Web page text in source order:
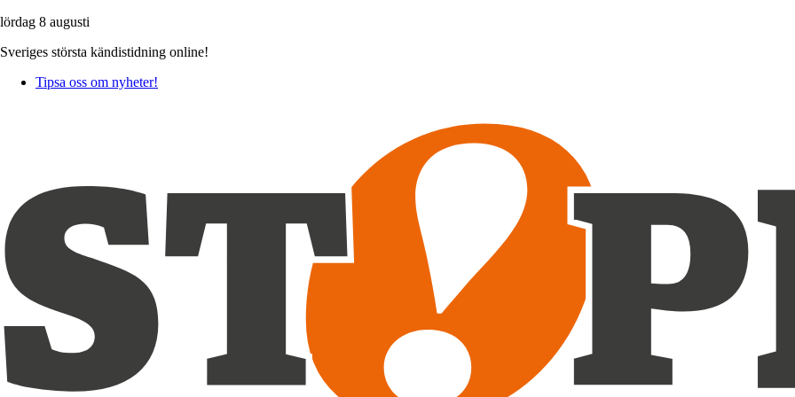
lördag 8 augusti
Sveriges största kändistidning online!
Tipsa oss om nyheter!